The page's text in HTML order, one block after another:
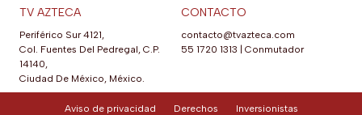
TV AZTECA
Periférico Sur 4121,
Col. Fuentes Del Pedregal, C.P.
14140,
Ciudad De México, México.
CONTACTO
contacto@tvazteca.com
55 1720 1313 | Conmutador
Aviso de privacidad Derechos
Inversionistas